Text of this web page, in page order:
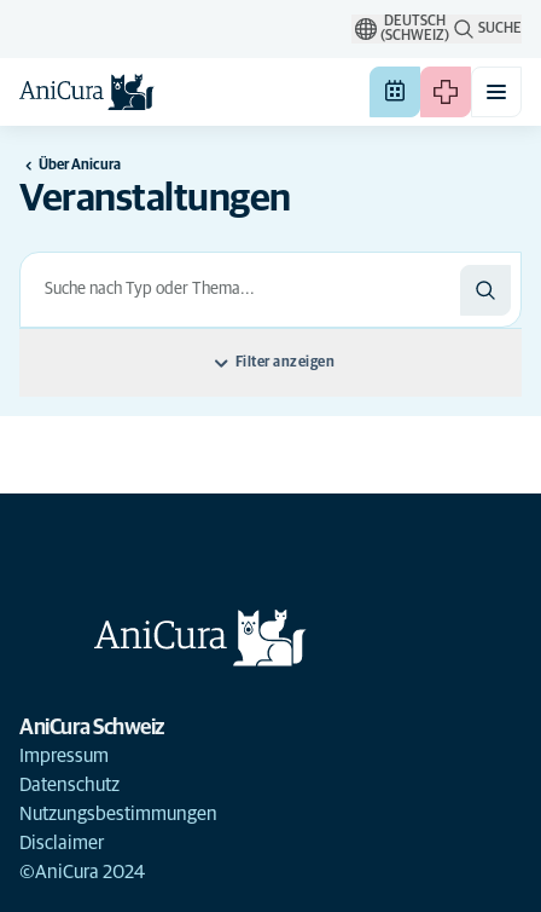
DEUTSCH
(SCHWEIZ)
SUCHE
Über Anicura
Veranstaltungen
Filter anzeigen
AniCura Schweiz
Impressum
Datenschutz
Nutzungsbestimmungen
Disclaimer
©AniCura 2024